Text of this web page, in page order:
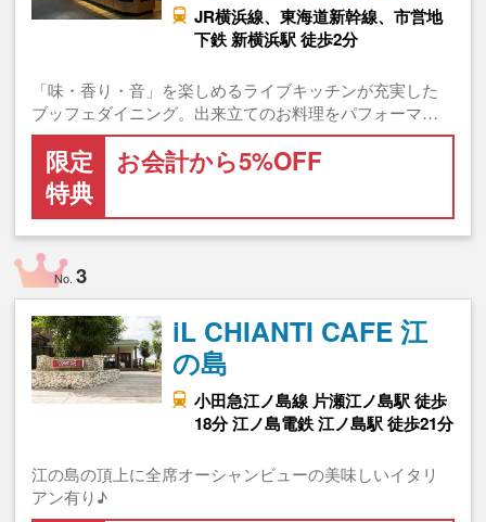
JR横浜線、東海道新幹線、市営地
下鉄 新横浜駅 徒歩2分
「味・香り・音」を楽しめるライブキッチンが充実した
ブッフェダイニング。出来立てのお料理をパフォーマ…
限定
特典
お会計から5%OFF
No.3
iL CHIANTI CAFE 江
の島
小田急江ノ島線 片瀬江ノ島駅 徒歩
18分 江ノ島電鉄 江ノ島駅 徒歩21分
江の島の頂上に全席オーシャンビューの美味しいイタリ
アン有り♪